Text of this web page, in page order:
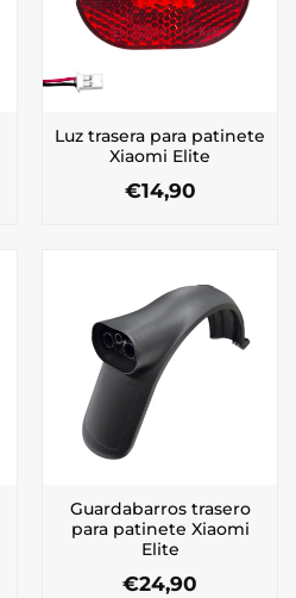
Luz trasera para patinete
Xiaomi Elite
€14,90
Guardabarros trasero
para patinete Xiaomi
Elite
€24,90